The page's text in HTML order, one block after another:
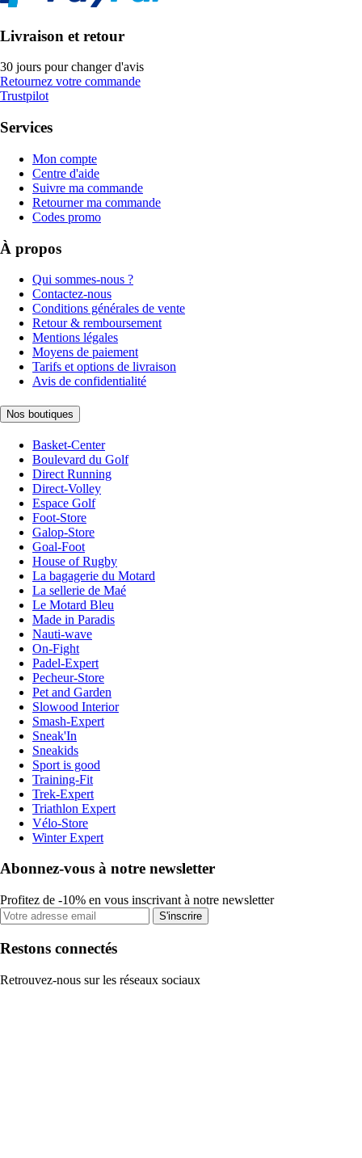
Livraison et retour
30 jours pour changer d'avis
Retournez votre commande
Trustpilot
Services
Mon compte
Centre d'aide
Suivre ma commande
Retourner ma commande
Codes promo
À propos
Qui sommes-nous ?
Contactez-nous
Conditions générales de vente
Retour & remboursement
Mentions légales
Moyens de paiement
Tarifs et options de livraison
Avis de confidentialité
Nos boutiques
Basket-Center
Boulevard du Golf
Direct Running
Direct-Volley
Espace Golf
Foot-Store
Galop-Store
Goal-Foot
House of Rugby
La bagagerie du Motard
La sellerie de Maé
Le Motard Bleu
Made in Paradis
Nauti-wave
On-Fight
Padel-Expert
Pecheur-Store
Pet and Garden
Slowood Interior
Smash-Expert
Sneak'In
Sneakids
Sport is good
Training-Fit
Trek-Expert
Triathlon Expert
Vélo-Store
Winter Expert
Abonnez-vous à notre newsletter
Profitez de -10% en vous inscrivant à notre newsletter
S'inscrire
Restons connectés
Retrouvez-nous sur les réseaux sociaux